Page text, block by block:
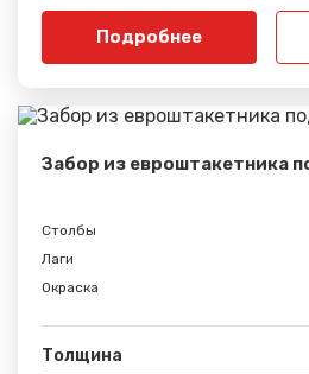
Подробнее
Забор из евроштакетника
Столбы
Лаги
Окраска
Толщина